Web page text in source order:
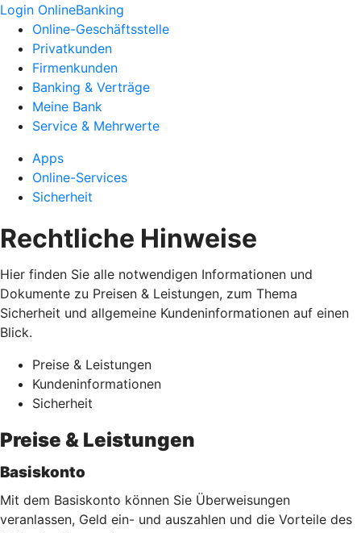
Login OnlineBanking
Online-Geschäftsstelle
Privatkunden
Firmenkunden
Banking & Verträge
Meine Bank
Service & Mehrwerte
Apps
Online-Services
Sicherheit
Rechtliche Hinweise
Hier finden Sie alle notwendigen Informationen und
Dokumente zu Preisen & Leistungen, zum Thema
Sicherheit und allgemeine Kundeninformationen auf einen
Blick.
Preise & Leistungen
Kundeninformationen
Sicherheit
Preise & Leistungen
Basiskonto
Mit dem Basiskonto können Sie Überweisungen
veranlassen, Geld ein- und auszahlen und die Vorteile des